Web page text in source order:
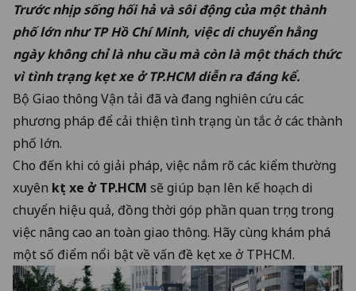
Trước nhịp sống hối hả và sôi động của một thành
phố lớn như TP Hồ Chí Minh, việc di chuyển hằng
ngày không chỉ là nhu cầu mà còn là một thách thức
vì tình trạng kẹt xe ở TP.HCM diễn ra đáng kể.
Bộ Giao thông Vận tải đã và đang nghiên cứu các
phương pháp để cải thiện tình trạng ùn tắc ở các thành
phố lớn.
Cho đến khi có giải pháp, việc nắm rõ các kiểm thường
xuyên kẹt xe ở TP.HCM sẽ giúp bạn lên kế hoạch di
chuyển hiệu quả, đồng thời góp phần quan trọng trong
việc nâng cao an toàn giao thông. Hãy cùng khám phá
một số điểm nổi bật về vấn đề kẹt xe ở TPHCM.